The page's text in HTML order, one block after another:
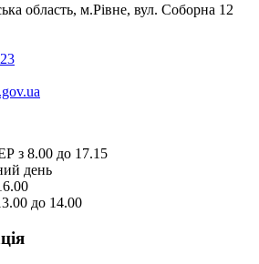
область, м.Рівне, вул. Соборна 12
8.00 до 17.15
день
до 14.00